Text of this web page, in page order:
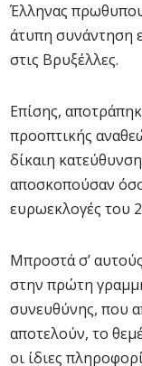
Έλληνας
άτυπη συνάντηση
στις Βρυξέλλες.
Επίσης,
προοπτικής
δίκαιη
αποσκοπούσαν
ευρωεκλογές του
Μπροστά σ’
στην πρώτη
συνευθύνης, που
αποτελούν, το
οι ίδιες